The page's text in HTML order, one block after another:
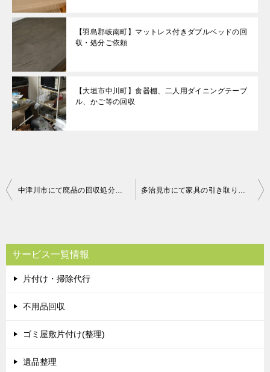
【羽島郡岐南町】マットレス付きダブルベッドの回
収・処分ご依頼
【大垣市中川町】食器棚、二人用ダイニングテーブ
ル、かご等の回収
投
ビ
ゲ
ー
シ
中津川市にて廃品の回収処分のご依頼 お客様の声 多治見市にて家具の引き取り処分のご依頼 お客様の声
サービス一覧情報
片付け・掃除代行
不用品回収
ゴミ屋敷片付け(整理)
遺品整理